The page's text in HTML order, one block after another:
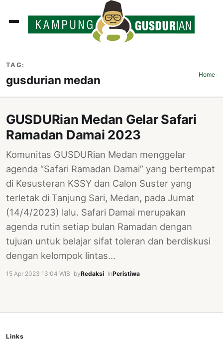
TAG:
gusdurian medan Home›
GUSDURian Medan Gelar Safari
Ramadan Damai 2023
Komunitas GUSDURian Medan menggelar
agenda “Safari Ramadan Damai” yang bertempat
di Kesusteran KSSY dan Calon Suster yang
terletak di Tanjung Sari, Medan, pada Jumat
(14/4/2023) lalu. Safari Damai merupakan
agenda rutin setiap bulan Ramadan dengan
tujuan untuk belajar sifat toleran dan berdiskusi
dengan kelompok lintas…
15 Apr 2023 13:04 WIB byRedaksi InPeristiwa
Links